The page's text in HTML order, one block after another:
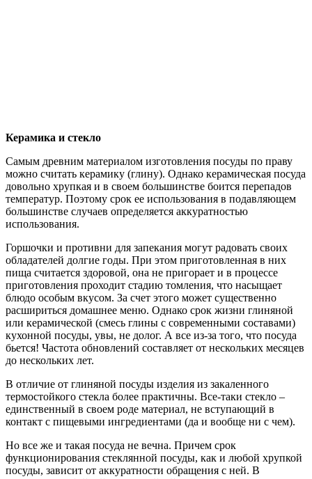
Керамика и стекло
Самым древним материалом изготовления посуды по праву
можно считать керамику (глину). Однако керамическая посуда
довольно хрупкая и в своем большинстве боится перепадов
температур. Поэтому срок ее использования в подавляющем
большинстве случаев определяется аккуратностью
использования.
Горшочки и противни для запекания могут радовать своих
обладателей долгие годы. При этом приготовленная в них
пища считается здоровой, она не пригорает и в процессе
приготовления проходит стадию томления, что насыщает
блюдо особым вкусом. За счет этого может существенно
расшириться домашнее меню. Однако срок жизни глиняной
или керамической (смесь глины с современными составами)
кухонной посуды, увы, не долог. А все из-за того, что посуда
бьется! Частота обновлений составляет от нескольких месяцев
до нескольких лет.
В отличие от глиняной посуды изделия из закаленного
термостойкого стекла более практичны. Все-таки стекло –
единственный в своем роде материал, не вступающий в
контакт с пищевыми ингредиентами (да и вообще ни с чем).
Но все же и такая посуда не вечна. Причем срок
функционирования стеклянной посуды, как и любой хрупкой
посуды, зависит от аккуратности обращения с ней. В